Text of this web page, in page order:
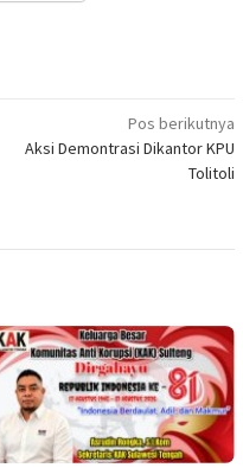
Pos berikutnya
Aksi Demontrasi Dikantor KPU
Tolitoli